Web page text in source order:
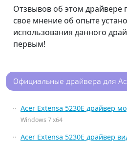
Отзвывов об этом драйвере
свое мнение об опыте
использования данного
первым!
Официальные драйвера для
Acer Extensa 5230E драйвер
Windows 7 x64
Acer Extensa 5230E драйвер